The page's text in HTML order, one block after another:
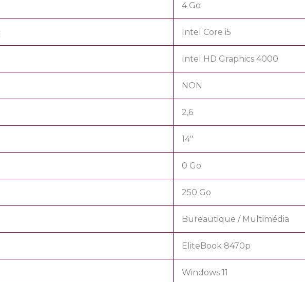
4 Go
Intel Core i5
Intel HD Graphics 4000
NON
2,6
14″
0 Go
250 Go
Bureautique / Multimédia
EliteBook 8470p
Windows 11